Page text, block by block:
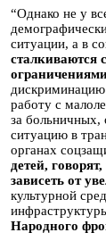
“Однако не у
ситуации, а в
сталкиваются
дискриминацию
работу с
за больничных,
ситуацию в
органах
детей,
зависеть от
культурной
Народного